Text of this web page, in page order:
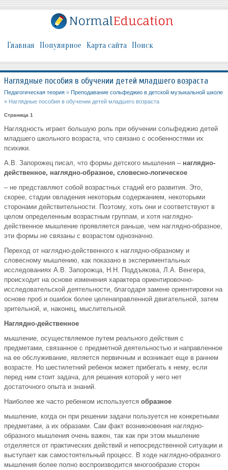
Главная Популярное Карта сайта Поиск
Наглядные пособия в обучении детей младшего возраста
Педагогическая теория » Преподавание сольфеджио в детской музыкальной школе
» Наглядные пособия в обучении детей младшего возраста
Страница 1
Наглядность играет большую роль при обучении сольфеджио детей
младшего школьного возраста, что связано с особенностями их
психики.
А.В. Запорожец писал, что формы детского мышления – наглядно-
действенное, наглядно-образное, словесно-логическое
– не представляют собой возрастных стадий его развития. Это,
скорее, стадии овладения некоторым содержанием, некоторыми
сторонами действительности. Поэтому, хоть они и соответствуют в
целом определенным возрастным группам, и хотя наглядно-
действенное мышление проявляется раньше, чем наглядно-образное,
эти формы не связаны с возрастом однозначно.
Переход от наглядно-действенного к наглядно-образному и
словесному мышлению, как показано в экспериментальных
исследованиях А.В. Запорожца, Н.Н. Поддъякова, Л.А. Венгера,
происходит на основе изменения характера ориентировочно-
исследовательской деятельности, благодаря замене ориентировки на
основе проб и ошибок более целенаправленной двигательной, затем
зрительной, и, наконец, мыслительной.
Наглядно-действенное
мышление, осуществляемое путем реального действия с
предметами, связанное с предметной деятельностью и направленное
на ее обслуживание, является первичным и возникает еще в раннем
возрасте. Но шестилетний ребенок может прибегать к нему, если
перед ним стоит задача, для решения которой у него нет
достаточного опыта и знаний.
Наиболее же часто ребенком используется образное
мышление, когда он при решении задачи пользуется не конкретными
предметами, а их образами. Сам факт возникновения наглядно-
образного мышления очень важен, так как при этом мышление
отделяется от практических действий и непосредственной ситуации и
выступает как самостоятельный процесс. В ходе наглядно-образного
мышления более полно воспроизводится многообразие сторон